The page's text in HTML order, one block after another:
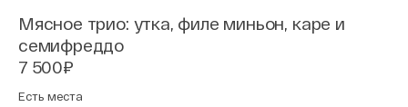
Мясное трио: утка, филе миньон, каре и
семифреддо
7 500₽
Есть места